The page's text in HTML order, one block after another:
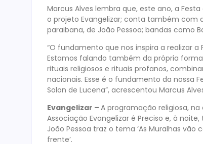
Marcus Alves lembra que, este ano, a
o projeto Evangelizar; conta também com
paraibana, de João Pessoa; bandas como
“O fundamento que nos inspira a realizar
Estamos falando também da própria
rituais religiosos e rituais profanos,
nacionais. Esse é o fundamento da nossa
Solon de Lucena”, acrescentou Marcus
Evangelizar – A programação religiosa, na
Associação Evangelizar é Preciso e, à
João Pessoa traz o tema ‘As Muralhas vão
frente’.